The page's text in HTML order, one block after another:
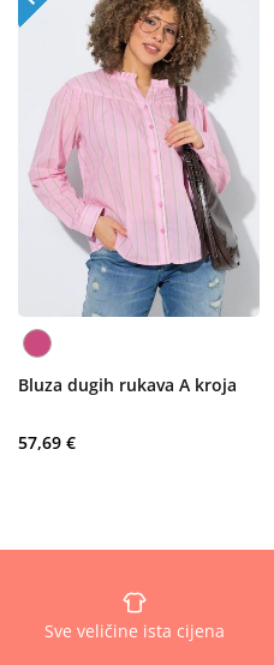
Bluza dugih rukava A kroja
57,69 €
Sve veličine ista cijena